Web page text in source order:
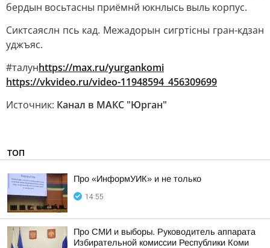
бердын восьтасны приёмнй юкнлысь выль корпус.
Сиктсаяслн псь кад. Межадорын сигртiсны гран-кдзан
уджъяс.
#талунhttps://max.ru/yurgankomi
https://vkvideo.ru/video-11948594_456309699
Источник: Канал в МАКС "Юрган"
ТОП
Про «ИнформУИК» и не только
14:55
Про СМИ и выборы. Руководитель аппарата
Избирательной комиссии Республики Коми